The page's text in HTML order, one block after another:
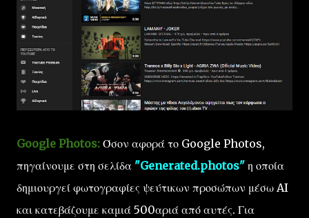
Google Photos: Όσον αφορά το Google Photos,
πηγαίνουμε στη σελίδα "Generated.photos" η οποία
δημιουργεί φωτογραφίες ψεύτικων προσώπων μέσω AI
και κατεβάζουμε καμιά 500αριά από αυτές. Για